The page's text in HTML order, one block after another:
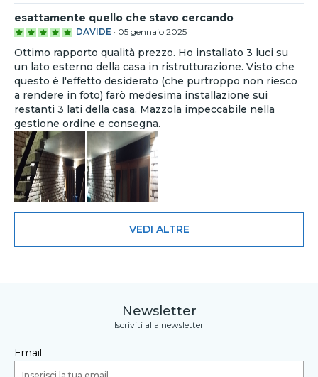
esattamente quello che stavo cercando
DAVIDE · 05 gennaio 2025
Ottimo rapporto qualità prezzo. Ho installato 3 luci su
un lato esterno della casa in ristrutturazione. Visto che
questo è l'effetto desiderato (che purtroppo non riesco
a rendere in foto) farò medesima installazione sui
restanti 3 lati della casa. Mazzola impeccabile nella
gestione ordine e consegna.
VEDI ALTRE
Newsletter
Iscriviti alla newsletter
Email